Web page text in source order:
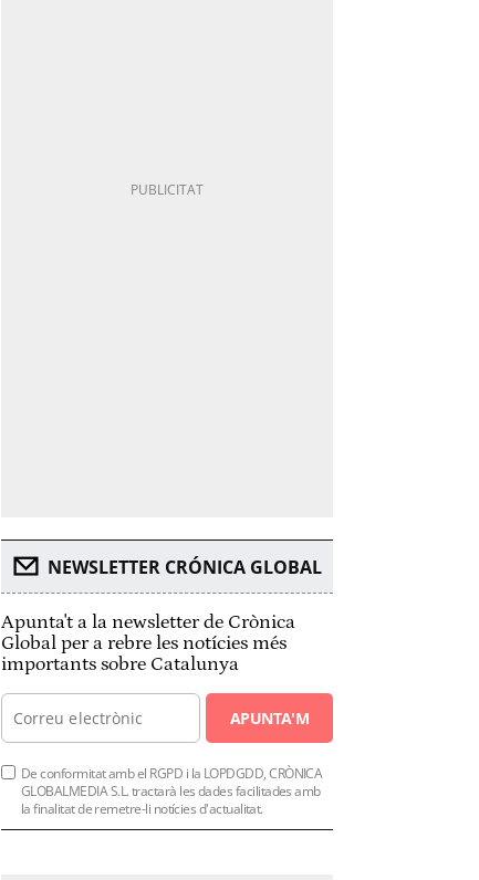
NEWSLETTER CRÓNICA GLOBAL
Apunta't a la newsletter de Crònica
Global per a rebre les notícies més
importants sobre Catalunya
APUNTA'M
De conformitat amb el RGPD i la LOPDGDD, CRÒNICA
GLOBALMEDIA S.L. tractarà les dades facilitades amb
la finalitat de remetre-li notícies d'actualitat.